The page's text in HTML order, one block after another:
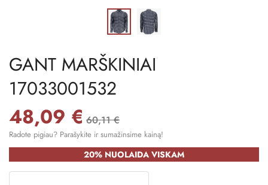
GANT MARŠKINIAI
17033001532
48,09 € 60,11 €
Radote pigiau? Parašykite ir sumažinsime kainą!
20% NUOLAIDA VISKAM